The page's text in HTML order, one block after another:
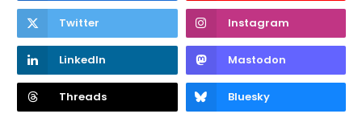
Twitter Instagram
LinkedIn Mastodon
Threads Bluesky